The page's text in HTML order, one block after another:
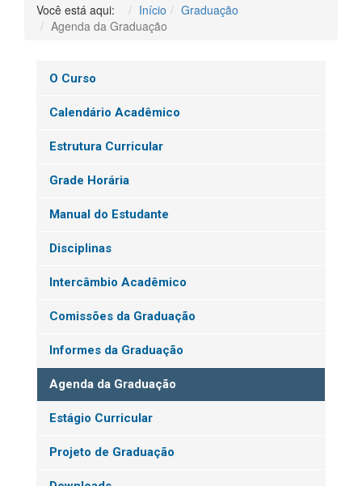
Você está aqui: Início
Graduação
Agenda da Graduação
O Curso
Calendário Acadêmico
Estrutura Curricular
Grade Horária
Manual do Estudante
Disciplinas
Intercâmbio Acadêmico
Comissões da Graduação
Informes da Graduação
Agenda da Graduação
Estágio Curricular
Projeto de Graduação